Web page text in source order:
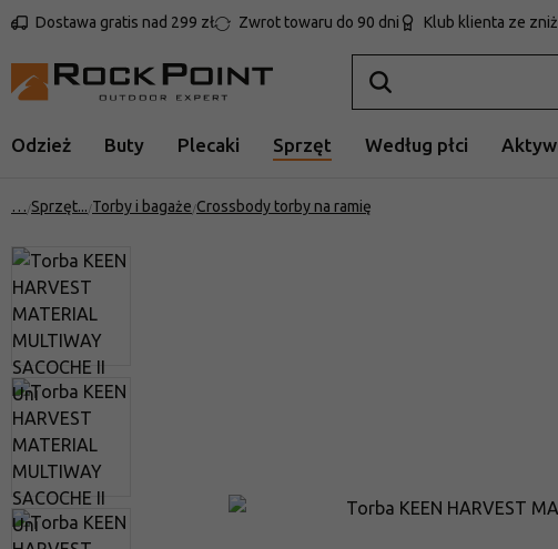
Dostawa gratis nad 299 zł Zwrot towaru do 90 dni Klub klienta ze
Odzież Buty Plecaki Sprzęt Według płci
… Sprzęt Torby i bagaże Crossbody torby na ramię